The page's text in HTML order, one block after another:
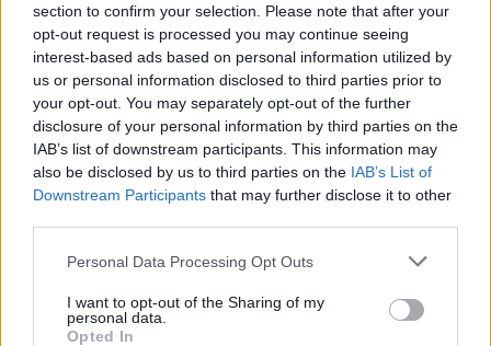
section to confirm your selection. Please note that after your
opt-out request is processed you may continue seeing
interest-based ads based on personal information utilized by
us or personal information disclosed to third parties prior to
your opt-out. You may separately opt-out of the further
disclosure of your personal information by third parties on the
IAB’s list of downstream participants. This information may
also be disclosed by us to third parties on the IAB’s List of
Downstream Participants that may further disclose it to other
Personal Data Processing Opt Outs
I want to opt-out of the Sharing of my
personal data.
Opted In
news
RELATED ARTICLES MORE FROM AUTHOR
Sieste après 65 ans : la
clé pour préserver votre
Ménopause et
problèmes urinaires : le
sous-vêtements à
découvrir
Ménopause précoce : le